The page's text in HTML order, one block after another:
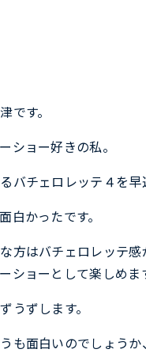
です。
ショー好きの私。
バチェロレッテ４を
白かったです。
方はバチェロレッテ
ショーとして楽しめま
うずします。
も面白いのでしょうか